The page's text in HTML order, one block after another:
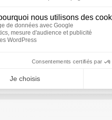
doit-il être la priorité
faut-il durcir les sanctions